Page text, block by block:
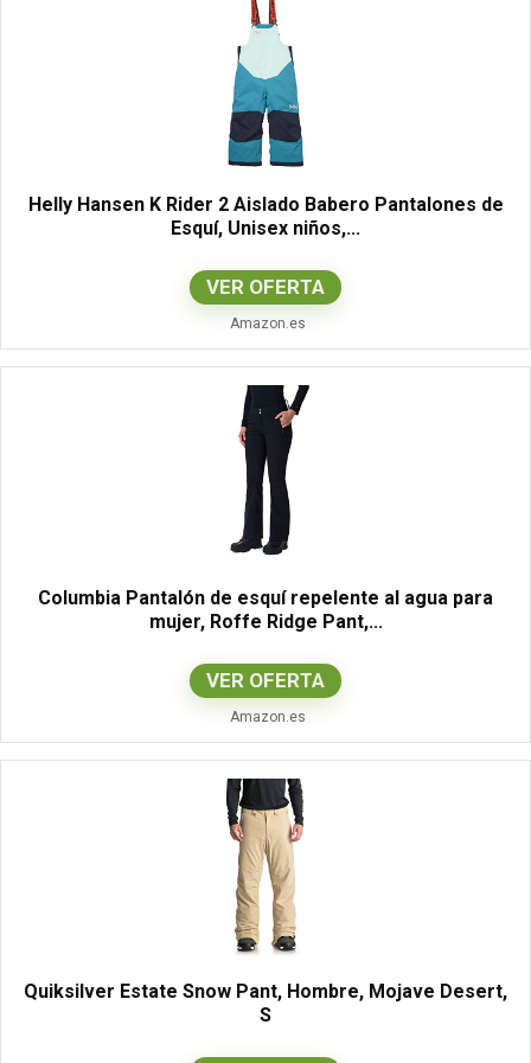
Helly Hansen K Rider 2 Aislado Babero Pantalones de
Esquí, Unisex niños,...
VER OFERTA
Amazon.es
Columbia Pantalón de esquí repelente al agua para
mujer, Roffe Ridge Pant,...
VER OFERTA
Amazon.es
Quiksilver Estate Snow Pant, Hombre, Mojave Desert,
S